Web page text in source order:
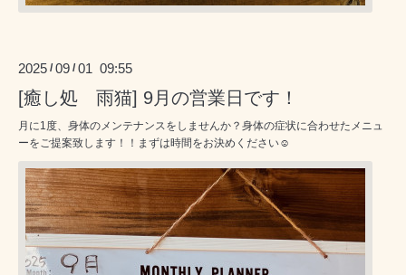
2025 /09 /01 09:55
[癒し処 雨猫] 9月の営業日です！
月に1度、身体のメンテナンスをしませんか？身体の症状に合わせたメニュ
ーをご提案致します！！まずは時間をお決めください☺️